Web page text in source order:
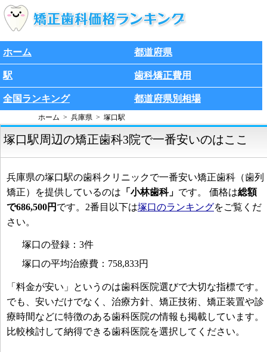
ホーム 都道府県
駅 歯科矯正費用
全国ランキング 都道府県別相場
ホーム 兵庫県 塚口駅
塚口駅周辺の矯正歯科3院で一番安いのはここ
兵庫県の塚口駅の歯科クリニックで一番安い矯正歯科（歯列
矯正）を提供しているのは 「小林歯科」 です。 価格は総額
で686,500円 です。2番目以下は塚口のランキングをご覧くだ
さい。
塚口の登録：3件
塚口の平均治療費：758,833円
「料金が安い」というのは歯科医院選びで大切な指標です。
でも、安いだけでなく、治療方針、矯正技術、矯正装置や診
療時間などに特徴のある歯科医院の情報も掲載しています。
比較検討して納得できる歯科医院を選択してください。